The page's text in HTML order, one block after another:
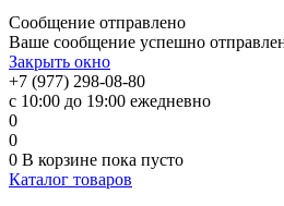
Сообщение отправлено
Ваше сообщение успешно
Закрыть окно
+7 (977) 298-08-80
с 10:00 до 19:00 ежедневно
0
0
0 В корзине пока пусто
Каталог товаров